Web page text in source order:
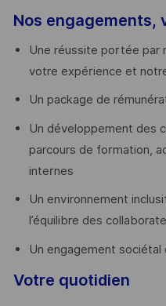
Nos engagements,
Une réussite portée par
votre expérience et
Un package de
Un développement des
parcours de formation,
internes
Un environnement
l’équilibre des
Un engagement
Votre quotidien